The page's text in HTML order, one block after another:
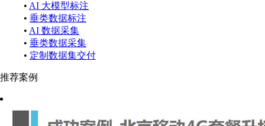
• AI 大模型标注
• 垂类数据标注
• AI 数据采集
• 垂类数据采集
• 定制数据集交付
推荐案例